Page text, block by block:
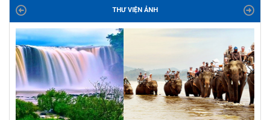
Bàn giao Mái ấm công đoàn cho 2 đoàn viên thuộc Công đoàn
phường Tân An
Liên đoàn Lao động tỉnh trao tặng 100 bộ bút chấm đọc tiếng Anh
cho con đoàn viên, người lao động khó khăn trước khai...
ĐỜI ĐỜI GHI NHỚ CÔNG ƠN CÁC ANH HÙNG LIỆT SĨ, THƯƠNG
BINH VÀ NGƯỜI CÓ CÔNG VỚI CÁCH MẠNG!
THƯ VIỆN ẢNH